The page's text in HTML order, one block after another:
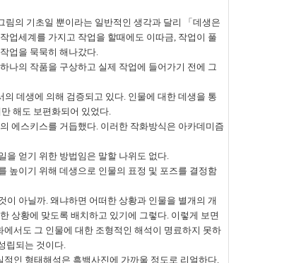
림의 기초일 뿐이라는 일반적인 생각과 달리 「 데생은
업세계를 가지고 작업을 할때에도 이따금, 작업이 풀
업을 묵묵히 해나갔다.
하나의 작품을 구상하고 실제 작업에 들어가기 전에 그
의 데생에 의해 검증되고 있다. 인물에 대한 데생을 통
해도 보편화되어 있었다.
에스키스를 거듭했다. 이러한 작화방식은 아카데미즘
을 얻기 위한 방법임은 말할 나위도 없다.
높이기 위해 데생으로 인물의 표정 및 포즈를 결정함
이 아닐까. 왜냐하면 어떠한 상황과 인물을 별개의 개
상황에 맞도록 배치하고 있기에 그렇다. 이렇게 보면
에서도 그 인물에 대한 조형적인 해석이 명료하지 못하
립되는 것이다.
적인 형태해석은 흑백사진에 가까울 정도로 리얼하다.